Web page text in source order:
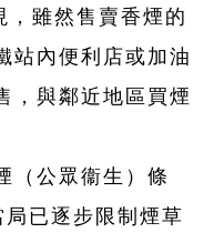
，雖然售賣香煙的
站內便利店或加油
，與鄰近地區買煙
（公眾衞生）條
已逐步限制煙草